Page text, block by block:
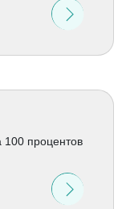
100 процентов